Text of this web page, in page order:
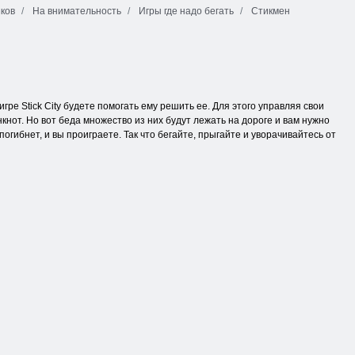
На внимательность Игры где надо бегать
Стикмен
Stick City будете помогать ему решить ее. Для этого управляя свои
Но вот беда множество из них будут лежать на дороге и вам нужно
и вы проиграете. Так что бегайте, прыгайте и уворачивайтесь от